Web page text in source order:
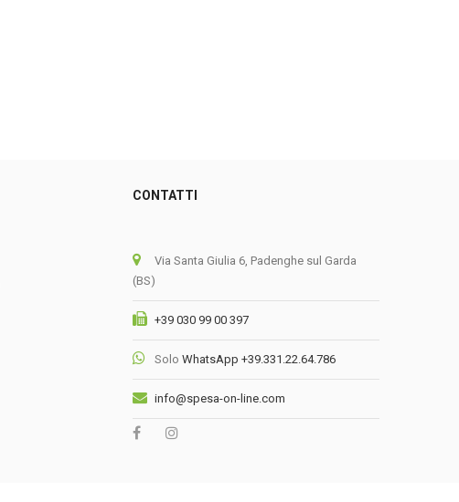
CONTATTI
Via Santa Giulia 6, Padenghe sul Garda
(BS)
+39 030 99 00 397
Solo WhatsApp +39.331.22.64.786
info@spesa-on-line.com